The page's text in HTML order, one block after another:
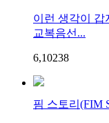
이런 생각이 갑
교복음선...
6,10238
핌 스토리(FIM